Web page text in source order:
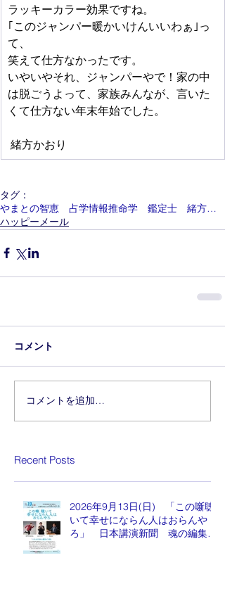
ラッキーカラー効果ですね。
｢このジャンパー暖かいけんいいわぁ｣っ
て、
笑えて仕方なかったです。
いやいやそれ、ジャンパーやで！家の中
は脱ごうよって、家族みんなが、言いた
くて仕方ない年末年始でした。
緒方かおり
タグ：
やまとの智恵 占学情報推命学 鑑定士 緒方かおり
ハッピーメール
コメント
コメントを追加…
Recent Posts
2026年9月13日(日) 「この噺聴
いて幸せにならん人はおらんや
ろ」 日本講演新聞 魂の編集